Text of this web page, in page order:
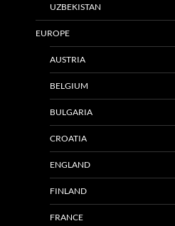
UZBEKISTAN
EUROPE
AUSTRIA
BELGIUM
BULGARIA
CROATIA
ENGLAND
FINLAND
FRANCE